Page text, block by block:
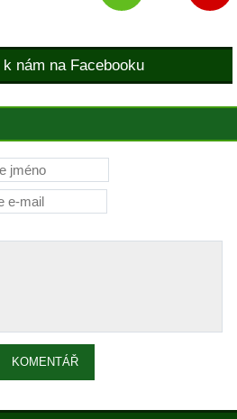
nám na Facebooku
KOMENTÁŘ